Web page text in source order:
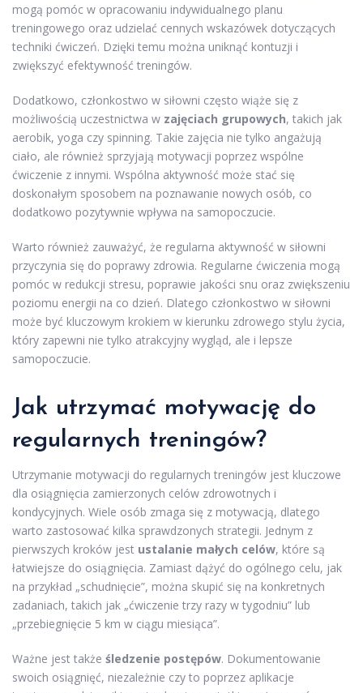
mogą pomóc w opracowaniu indywidualnego planu
treningowego oraz udzielać cennych wskazówek dotyczących
techniki ćwiczeń. Dzięki temu można uniknąć kontuzji i
zwiększyć efektywność treningów.
Dodatkowo, członkostwo w siłowni często wiąże się z
możliwością uczestnictwa w zajęciach grupowych, takich jak
aerobik, yoga czy spinning. Takie zajęcia nie tylko angażują
ciało, ale również sprzyjają motywacji poprzez wspólne
ćwiczenie z innymi. Wspólna aktywność może stać się
doskonałym sposobem na poznawanie nowych osób, co
dodatkowo pozytywnie wpływa na samopoczucie.
Warto również zauważyć, że regularna aktywność w siłowni
przyczynia się do poprawy zdrowia. Regularne ćwiczenia mogą
pomóc w redukcji stresu, poprawie jakości snu oraz zwiększeniu
poziomu energii na co dzień. Dlatego członkostwo w siłowni
może być kluczowym krokiem w kierunku zdrowego stylu życia,
który zapewni nie tylko atrakcyjny wygląd, ale i lepsze
samopoczucie.
Jak utrzymać motywację do
regularnych treningów?
Utrzymanie motywacji do regularnych treningów jest kluczowe
dla osiągnięcia zamierzonych celów zdrowotnych i
kondycyjnych. Wiele osób zmaga się z motywacją, dlatego
warto zastosować kilka sprawdzonych strategii. Jednym z
pierwszych kroków jest ustalanie małych celów, które są
łatwiejsze do osiągnięcia. Zamiast dążyć do ogólnego celu, jak
na przykład „schudnięcie”, można skupić się na konkretnych
zadaniach, takich jak „ćwiczenie trzy razy w tygodniu” lub
„przebiegnięcie 5 km w ciągu miesiąca”.
Ważne jest także śledzenie postępów. Dokumentowanie
swoich osiągnięć, niezależnie czy to poprzez aplikacje